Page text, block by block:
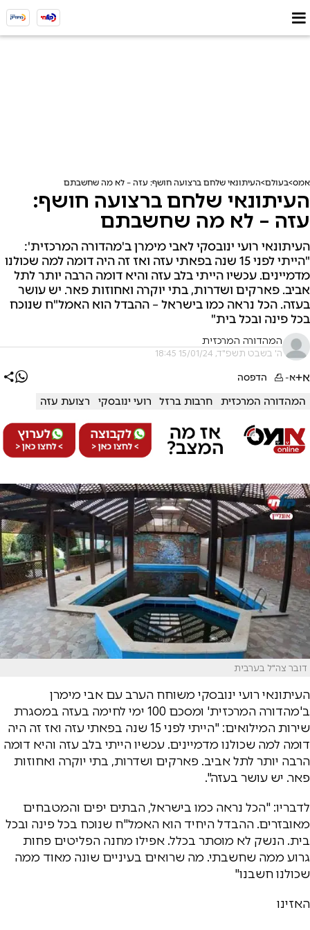
אמס בעולם העיתונאי שלחם ברצועה חושף: עזה – לא מה שחשבתם
העיתונאי שלחם ברצועה חושף:
עזה – לא מה שחשבתם
העיתונאי רועי ינובסקי לאבי מימרן ב'מהדורה המרכזית':
"הייתי לפני 15 שנה בפאתי עזה ואז זה היה דומה למה שכולנו
מדמיינים. עכשיו הייתי בלב עזה והיא דומה הרבה יותר לתל
אביב. פארקים ושדרות, בתי יוקרה ואחוזות פאר. יש עושר
בעזה. הכל נראה כמו בישראל – ההבדל הוא האמל"ח שנוכח
בכל פינה ובכל בית"
המהדורה המרכזית
ה' בשבט תשפ"ד, 15/01/24 18:45
א+א- הדפסה
המהדורה המרכזית חרבות ברזל רועי ינובסקי רצועת עזה
דובר צה"ל בערבית
העיתונאי רועי ינובסקי משוחח הערב עם אבי מימרן
ב'מהדורה המרכזית' ומסכם 100 ימי לחימה בעזה במסגרת
שירות המילואים: "הייתי לפני 15 שנה בפאתי עזה ואז זה היה
דומה למה שכולנו מדמיינים. עכשיו הייתי בלב עזה והיא דומה
הרבה יותר לתל אביב. פארקים ושדרות, בתי יוקרה ואחוזות
פאר. יש עושר בעזה".
לדבריו: "הכל נראה כמו בישראל, הבתים יפים והמטבחים
מאובזרים. ההבדל היחיד הוא האמל"ח שנוכח בכל פינה ובכל
בית. הנשק לא מוסתר בכלל. אפילו מחנה הפליטים פחות
גרוע ממה שחשבתי. מה שרואים בעיניים שונה מאוד ממה
שכולנו חשבנו"
האזינו